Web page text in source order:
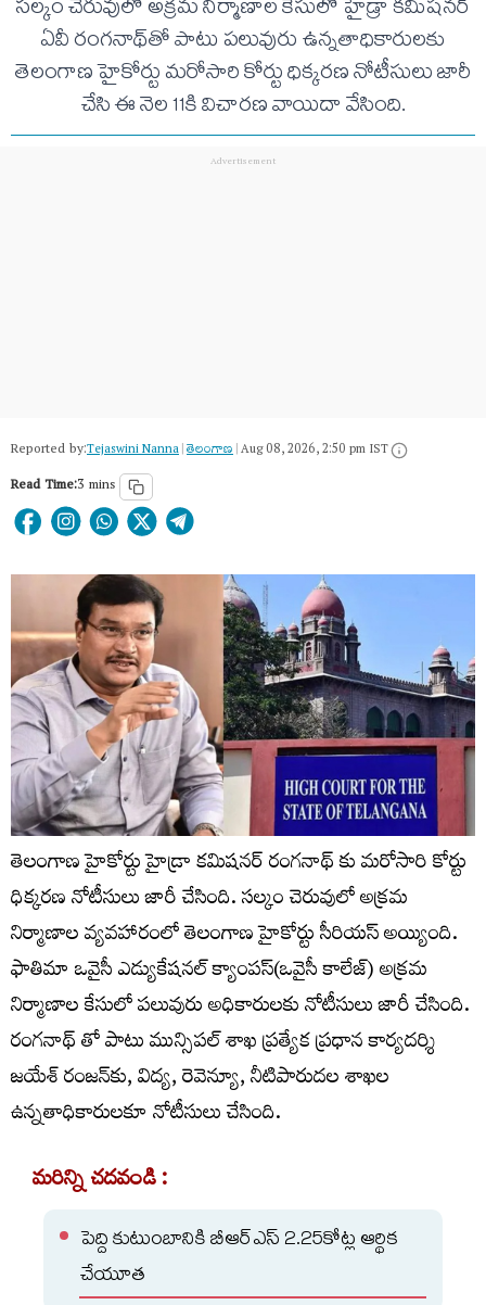
సల్కం చెరువులో అక్రమ నిర్మాణాల కేసులో హైడ్రా కమిషనర్
ఏవీ రంగనాథ్‌తో పాటు పలువురు ఉన్నతాధికారులకు
తెలంగాణ హైకోర్టు మరోసారి కోర్టు ధిక్కరణ నోటీసులు జారీ
చేసి ఈ నెల 11కి విచారణ వాయిదా వేసింది.
Reported by:Tejaswini Nanna|తెలంగాణ‌|Aug 08, 2026, 2:50 pm IST
Read Time:3 mins
తెలంగాణ హైకోర్టు హైడ్రా కమిషనర్ రంగనాథ్ కు మరోసారి కోర్టు
ధిక్కరణ నోటీసులు జారీ చేసింది. సల్కం చెరువులో అక్రమ
నిర్మాణాల వ్యవహారంలో తెలంగాణ హైకోర్టు సీరియస్ అయ్యింది.
ఫాతిమా ఒవైసీ ఎడ్యుకేషనల్ క్యాంపస్(ఒవైసీ కాలేజ్) అక్రమ
నిర్మాణాల కేసులో పలువురు అధికారులకు నోటీసులు జారీ చేసింది.
రంగనాథ్ తో పాటు మున్సిపల్ శాఖ ప్రత్యేక ప్రధాన కార్యదర్శి
జయేశ్ రంజన్‌కు, విద్య, రెవెన్యూ, నీటిపారుదల శాఖల
ఉన్నతాధికారులకూ నోటీసులు చేసింది.
మరిన్ని చదవండి :
పెద్ది కుటుంబానికి బీఆర్ఎస్ 2.25కోట్ల ఆర్థిక
చేయూత